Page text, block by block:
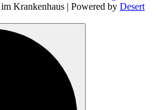
Krankenhaus | Powered by Desert